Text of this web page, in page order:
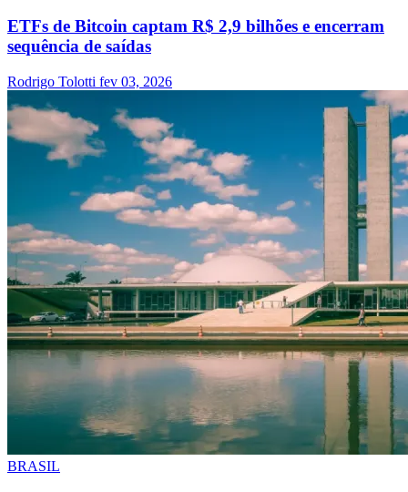
ETFs de Bitcoin captam R$ 2,9 bilhões e encerram
sequência de saídas
Rodrigo Tolotti fev 03, 2026
BRASIL